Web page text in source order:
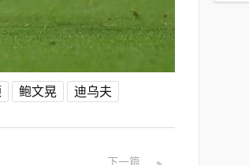
鲍文晃 迪乌夫
下一篇